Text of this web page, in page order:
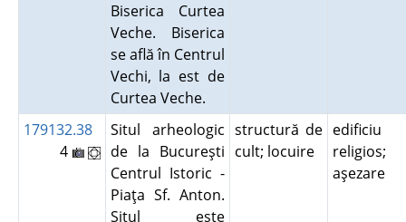
Biserica Curtea
Veche. Biserica
se află în Centrul
Vechi, la est de
Curtea Veche.
179132.38
4
Situl arheologic
de la Bucureşti
Centrul Istoric -
Piaţa Sf. Anton.
Situl este
structură de
cult; locuire
edificiu
religios;
aşezare